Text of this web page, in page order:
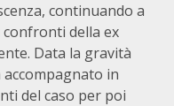
continuando a
della ex
Data la gravità
accompagnato in
del caso per poi